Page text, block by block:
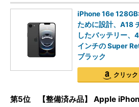
iPhone 16e
ために設計、A18
したバッテリー、
インチの Super
ブラック
クリッ
第5位 【整備済み品】 Apple